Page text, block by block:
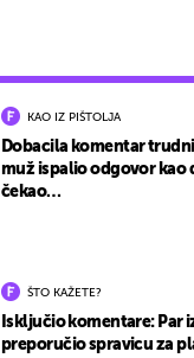
KAO IZ PIŠTOLJA
Dobacila komentar
muž ispalio odgovor kao
čekao…
ŠTO KAŽETE?
Isključio komentare: Par
preporučio spravicu za